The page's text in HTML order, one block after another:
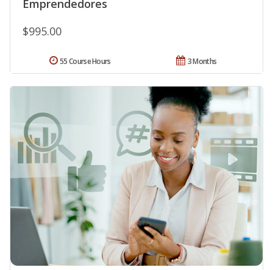
Emprendedores
$995.00
3 Months
55 Course Hours